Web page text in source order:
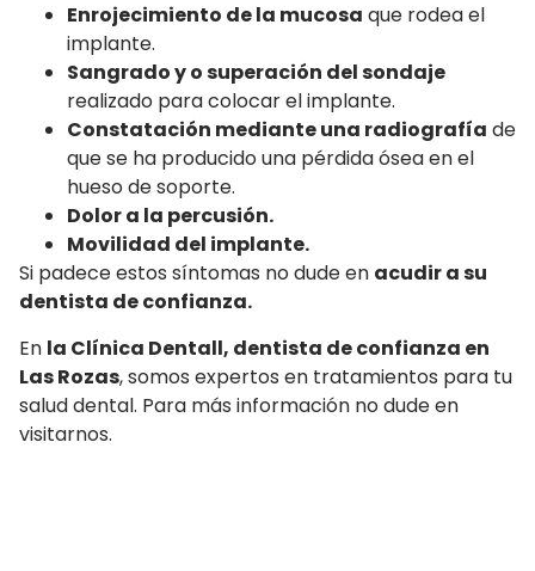
Enrojecimiento de la mucosa que rodea el
implante.
Sangrado y o superación del sondaje
realizado para colocar el implante.
Constatación mediante una radiografía de
que se ha producido una pérdida ósea en el
hueso de soporte.
Dolor a la percusión.
Movilidad del implante.
Si padece estos síntomas no dude en acudir a su
dentista de confianza.
En la Clínica Dentall, dentista de confianza en
Las Rozas, somos expertos en tratamientos para tu
salud dental. Para más información no dude en
visitarnos.